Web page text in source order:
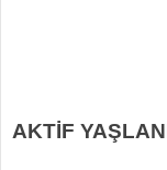
AKTİF